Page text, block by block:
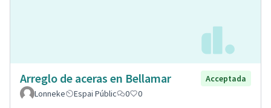
Arreglo de aceras en Bellamar
Acceptada
Lonneke
Espai Públic 0 0